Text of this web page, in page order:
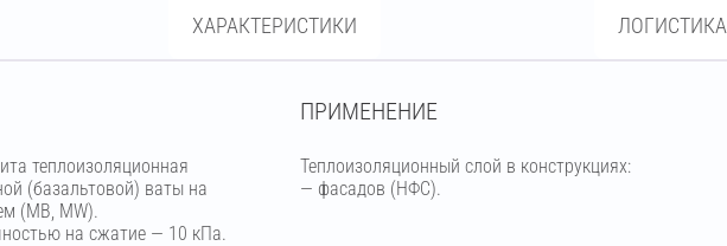
ХАРАКТЕРИСТИКИ ЛОГИСТИКА
теплоизоляционная
(базальтовой) ваты на
(МВ, MW).
на сжатие — 10 кПа.
ПРИМЕНЕНИЕ
Теплоизоляционный слой в конструкциях:
— фасадов (НФС).